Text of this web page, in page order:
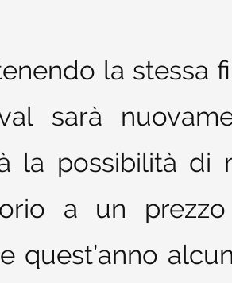
la stessa
sarà
la possibilità di
a un prezzo
quest’anno